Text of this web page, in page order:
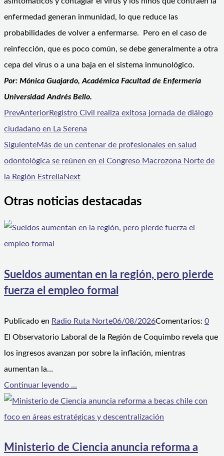
enfermedad generan inmunidad, lo que reduce las
probabilidades de volver a enfermarse. Pero en el caso de
reinfección, que es poco común, se debe generalmente a otra
cepa del virus o a una baja en el sistema inmunológico.
Por: Mónica Guajardo, Académica Facultad de Enfermería
Universidad Andrés Bello.
PrevAnteriorRegistro Civil realiza exitosa jornada de diálogo
ciudadano en La Serena
SiguienteMás de un centenar de profesionales en salud
odontológica se reúnen en el Congreso Macrozona Norte de
la Región EstrellaNext
Otras noticias destacadas
Sueldos aumentan en la región, pero pierde
fuerza el empleo formal
Publicado en Radio Ruta Norte06/08/2026Comentarios: 0
El Observatorio Laboral de la Región de Coquimbo revela que
los ingresos avanzan por sobre la inflación, mientras
aumentan la…
Continuar leyendo ...
Ministerio de Ciencia anuncia reforma a